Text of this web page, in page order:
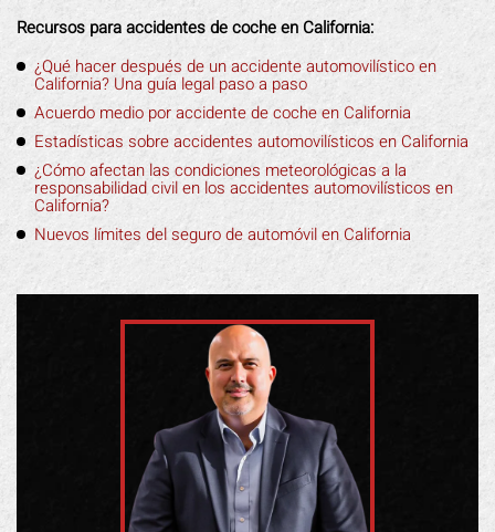
Recursos para accidentes de coche en California:
¿Qué hacer después de un accidente automovilístico en
California? Una guía legal paso a paso
Acuerdo medio por accidente de coche en California
Estadísticas sobre accidentes automovilísticos en California
¿Cómo afectan las condiciones meteorológicas a la
responsabilidad civil en los accidentes automovilísticos en
California?
Nuevos límites del seguro de automóvil en California